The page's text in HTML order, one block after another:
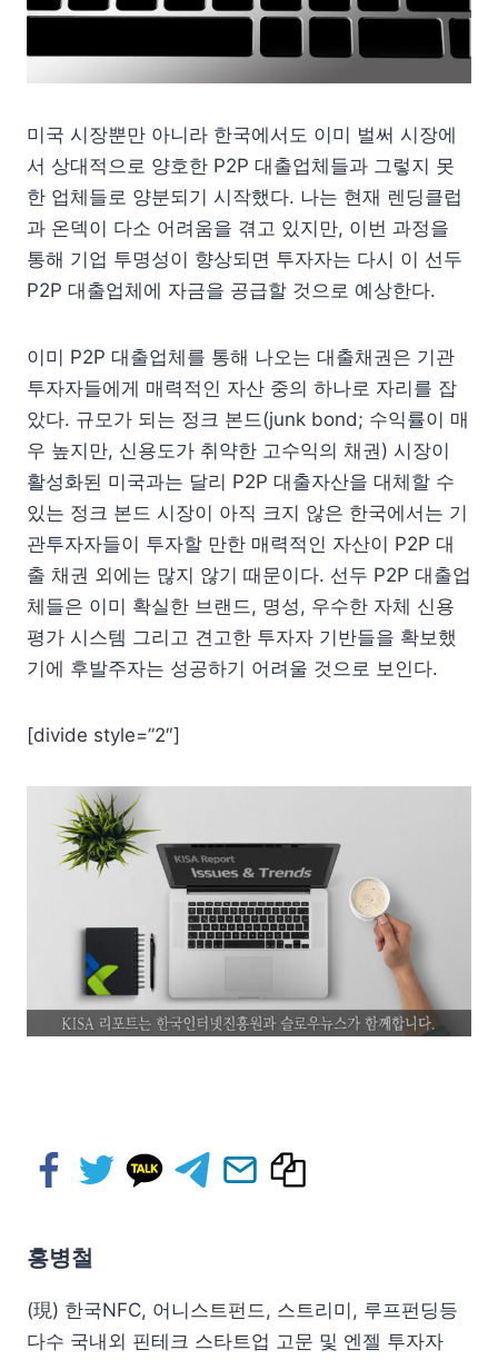
미국 시장뿐만 아니라 한국에서도 이미 벌써 시장에
서 상대적으로 양호한 P2P 대출업체들과 그렇지 못
한 업체들로 양분되기 시작했다. 나는 현재 렌딩클럽
과 온덱이 다소 어려움을 겪고 있지만, 이번 과정을
통해 기업 투명성이 향상되면 투자자는 다시 이 선두
P2P 대출업체에 자금을 공급할 것으로 예상한다.
이미 P2P 대출업체를 통해 나오는 대출채권은 기관
투자자들에게 매력적인 자산 중의 하나로 자리를 잡
았다. 규모가 되는 정크 본드(junk bond; 수익률이 매
우 높지만, 신용도가 취약한 고수익의 채권) 시장이
활성화된 미국과는 달리 P2P 대출자산을 대체할 수
있는 정크 본드 시장이 아직 크지 않은 한국에서는 기
관투자자들이 투자할 만한 매력적인 자산이 P2P 대
출 채권 외에는 많지 않기 때문이다. 선두 P2P 대출업
체들은 이미 확실한 브랜드, 명성, 우수한 자체 신용
평가 시스템 그리고 견고한 투자자 기반들을 확보했
기에 후발주자는 성공하기 어려울 것으로 보인다.
[divide style=”2″]
홍병철
(現) 한국NFC, 어니스트펀드, 스트리미, 루프펀딩등
다수 국내외 핀테크 스타트업 고문 및 엔젤 투자자